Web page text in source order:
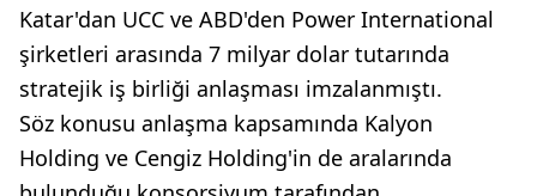
Katar'dan UCC ve ABD'den Power International
şirketleri arasında 7 milyar dolar tutarında
stratejik iş birliği anlaşması imzalanmıştı.
Söz konusu anlaşma kapsamında Kalyon
Holding ve Cengiz Holding'in de aralarında